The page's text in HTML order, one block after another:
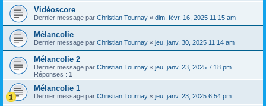
Vidéoscore
Dernier message par Christian Tournay « dim. févr. 16, 2025 11:15 am
Mélancolie
Dernier message par Christian Tournay « jeu. janv. 30, 2025 11:14 am
Mélancolie 2
Dernier message par Christian Tournay « jeu. janv. 23, 2025 7:18 pm
Réponses : 1
Mélancolie 1
Dernier message par Christian Tournay « jeu. janv. 23, 2025 6:54 pm